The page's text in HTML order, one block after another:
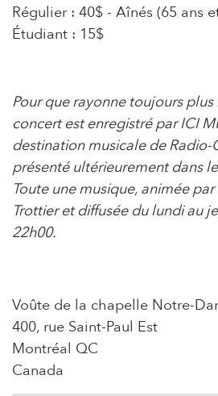
Régulier : 40$ - Aînés (65 ans
Étudiant : 15$
Pour que rayonne toujours plus
concert est enregistré par ICI
destination musicale de Radio-
présenté ultérieurement dans
Toute une musique, animée
Trottier et diffusée du lundi au
22h00.
Voûte de la chapelle Notre-
400, rue Saint-Paul Est
Montréal QC
Canada